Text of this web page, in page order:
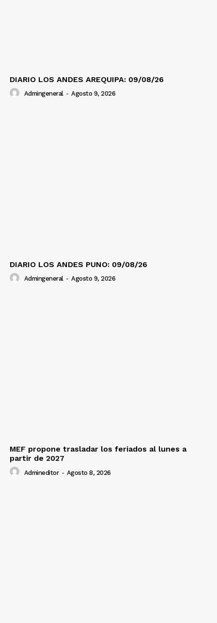
DIARIO LOS ANDES AREQUIPA: 09/08/26
Admingeneral - Agosto 9, 2026
DIARIO LOS ANDES PUNO: 09/08/26
Admingeneral - Agosto 9, 2026
MEF propone trasladar los feriados al lunes a
partir de 2027
Admineditor - Agosto 8, 2026